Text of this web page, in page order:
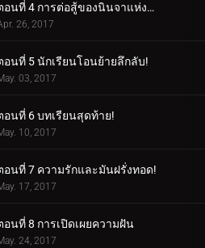
ตอนที่ 4 การต่อสู้ของนินจาแห่งเพศ!
26, 2017
อนที่ 5 นักเรียนโอนย้ายลึกลับ!
03, 2017
อนที่ 6 บทเรียนสุดท้าย!
10, 2017
อนที่ 7 ความรักและมันฝรั่งทอด!
17, 2017
อนที่ 8 การเปิดเผยความฝัน
24, 2017